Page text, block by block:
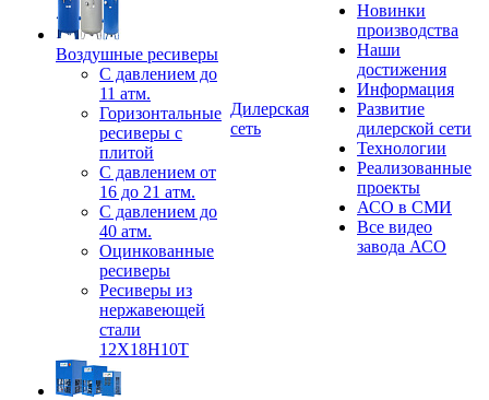
Воздушные ресиверы
С давлением до
11 атм.
Горизонтальные
ресиверы с
плитой
С давлением от
16 до 21 атм.
С давлением до
40 атм.
Оцинкованные
ресиверы
Ресиверы из
нержавеющей
стали
12Х18Н10Т
Дилерская
сеть
Новинки
производства
Наши
достижения
Информация
Развитие
дилерской сети
Технологии
Реализованные
проекты
АСО в СМИ
Все видео
завода АСО